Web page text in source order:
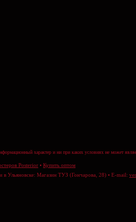
характер и ни при каких условиях не может
Posterior • Купить оптом
Ульяновске: Магазин ТУЗ (Гончарова, 28) • E-mail: